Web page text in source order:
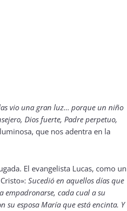
vio una gran luz… porque un niño
Dios fuerte, Padre perpetuo,
que nos adentra en la
El evangelista Lucas, como un
Sucedió en aquellos días que
empadronarse, cada cual a su
su esposa María que está encinta. Y